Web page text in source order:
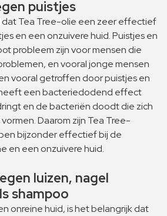
puistjes
dat Tea Tree-olie een zeer effectief
en een onzuivere huid. Puistjes en
probleem zijn voor mensen die
en vooral jonge mensen
vooral getroffen door puistjes en
een bacteriedodend effect
en de bacteriën doodt die zich
Daarom zijn Tea Tree-
bijzonder effectief bij de
en een onzuivere huid.
luizen, nagel
shampoo
onreine huid, is het belangrijk dat